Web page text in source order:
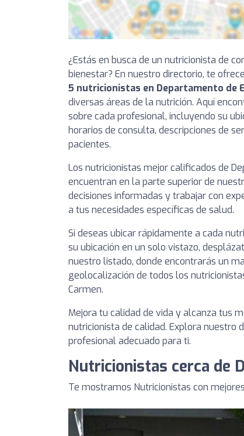
¿Estás en busca de un nutricionista de
bienestar? En nuestro directorio, te
5 nutricionistas en Departamento de
diversas áreas de la nutrición. Aquí
sobre cada profesional, incluyendo su
horarios de consulta, descripciones de
pacientes.
Los nutricionistas mejor calificados de
encuentran en la parte superior de
decisiones informadas y trabajar con
a tus necesidades específicas de salud.
Si deseas ubicar rápidamente a cada
su ubicación en un solo vistazo,
nuestro listado, donde encontrarás un
geolocalización de todos los
Carmen.
Mejora tu calidad de vida y alcanza tus
nutricionista de calidad. Explora nuestro
profesional adecuado para ti.
Nutricionistas cerca de
Te mostramos Nutricionistas con